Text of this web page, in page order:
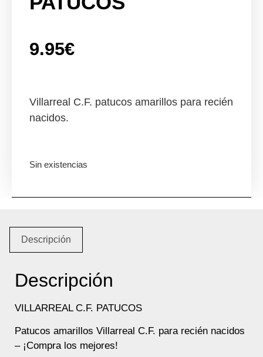
9.95€
Villarreal C.F. patucos amarillos para recién
nacidos.
Sin existencias
Descripción
Descripción
VILLARREAL C.F. PATUCOS
Patucos amarillos Villarreal C.F. para recién nacidos
– ¡Compra los mejores!